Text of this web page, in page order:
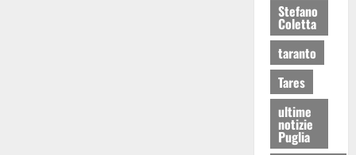
Stefano
Coletta
taranto
Tares
ultime
notizie
Puglia